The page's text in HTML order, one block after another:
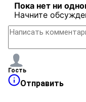
Пока нет ни
Начните
Гость
Отправить